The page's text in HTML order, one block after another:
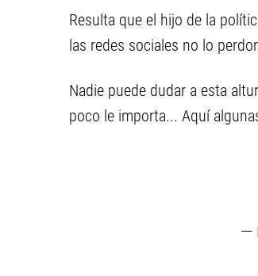
Resulta que el hijo de la
las redes sociales no lo
Nadie puede dudar a esta
poco le importa... Aquí
—